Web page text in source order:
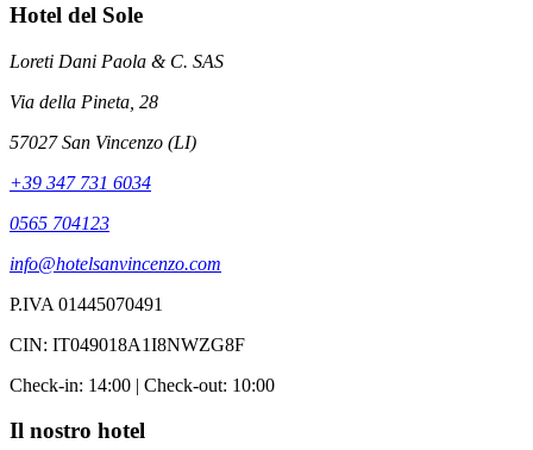
Hotel del Sole
Loreti Dani Paola & C. SAS
Via della Pineta, 28
57027 San Vincenzo (LI)
+39 347 731 6034
0565 704123
info@hotelsanvincenzo.com
P.IVA 01445070491
CIN: IT049018A1I8NWZG8F
Check-in: 14:00 | Check-out: 10:00
Il nostro hotel